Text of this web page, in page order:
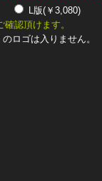
L版(￥3,080)
認頂けます。
ロゴは入りません。